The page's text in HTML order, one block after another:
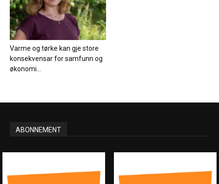
Varme og tørke kan gje store
konsekvensar for samfunn og
økonomi...
ABONNEMENT